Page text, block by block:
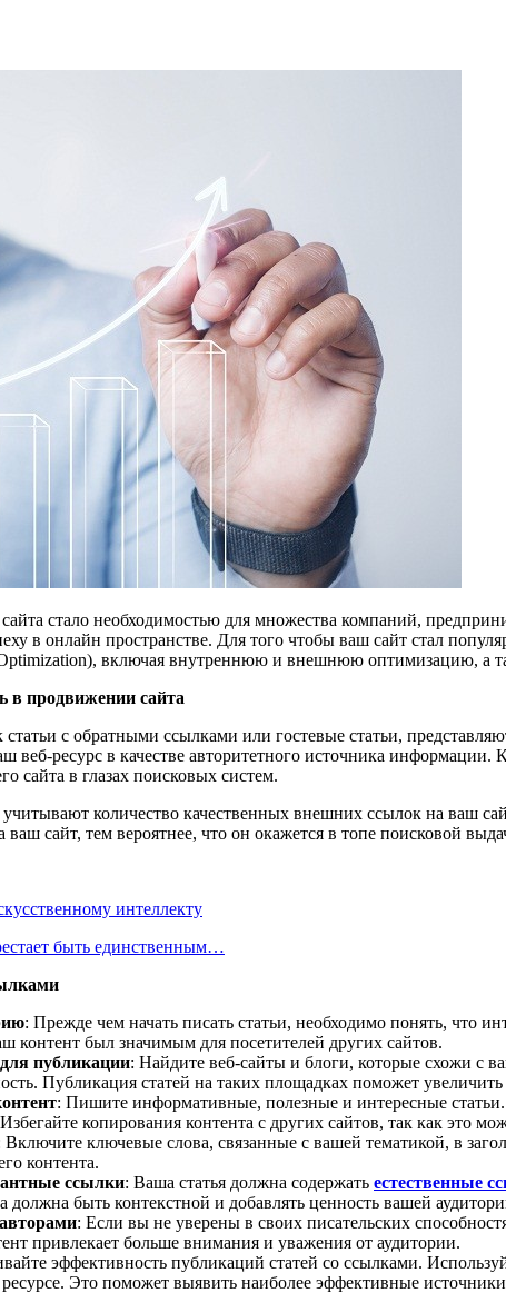
стало необходимостью для множества компаний,
в онлайн пространстве. Для того чтобы ваш сайт стал
), включая внутреннюю и внешнюю оптимизацию, а
в продвижении сайта
с обратными ссылками или гостевые статьи,
веб-ресурс в качестве авторитетного источника
сайта в глазах поисковых систем.
учитывают количество качественных внешних ссылок на ваш
сайт, тем вероятнее, что он окажется в топе поисковой
интеллекту
быть единственным…
: Прежде чем начать писать статьи, необходимо понять, что
контент был значимым для посетителей других сайтов.
публикации: Найдите веб-сайты и блоги, которые схожи с
Публикация статей на таких площадках поможет
: Пишите информативные, полезные и интересные
копирования контента с других сайтов, так как это
Включите ключевые слова, связанные с вашей тематикой, в
контента.
ссылки: Ваша статья должна содержать естественные
быть контекстной и добавлять ценность вашей
: Если вы не уверены в своих писательских
привлекает больше внимания и уважения от аудитории.
эффективность публикаций статей со ссылками.
Это поможет выявить наиболее эффективные